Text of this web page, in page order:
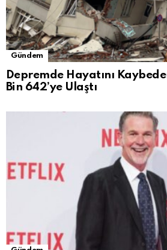
Gündem
Depremde Hayatını
Bin 642’ye Ulaştı